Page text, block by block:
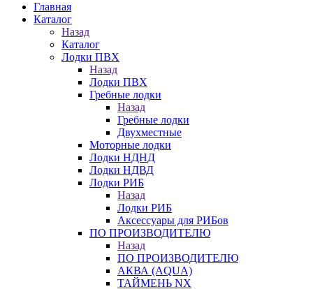
Главная
Каталог
Назад
Каталог
Лодки ПВХ
Назад
Лодки ПВХ
Гребные лодки
Назад
Гребные лодки
Двухместные
Моторные лодки
Лодки НДНД
Лодки НДВД
Лодки РИБ
Назад
Лодки РИБ
Аксессуары для РИБов
ПО ПРОИЗВОДИТЕЛЮ
Назад
ПО ПРОИЗВОДИТЕЛЮ
АКВА (AQUA)
ТАЙМЕНЬ NX